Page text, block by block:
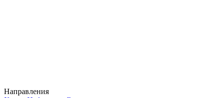
Направления